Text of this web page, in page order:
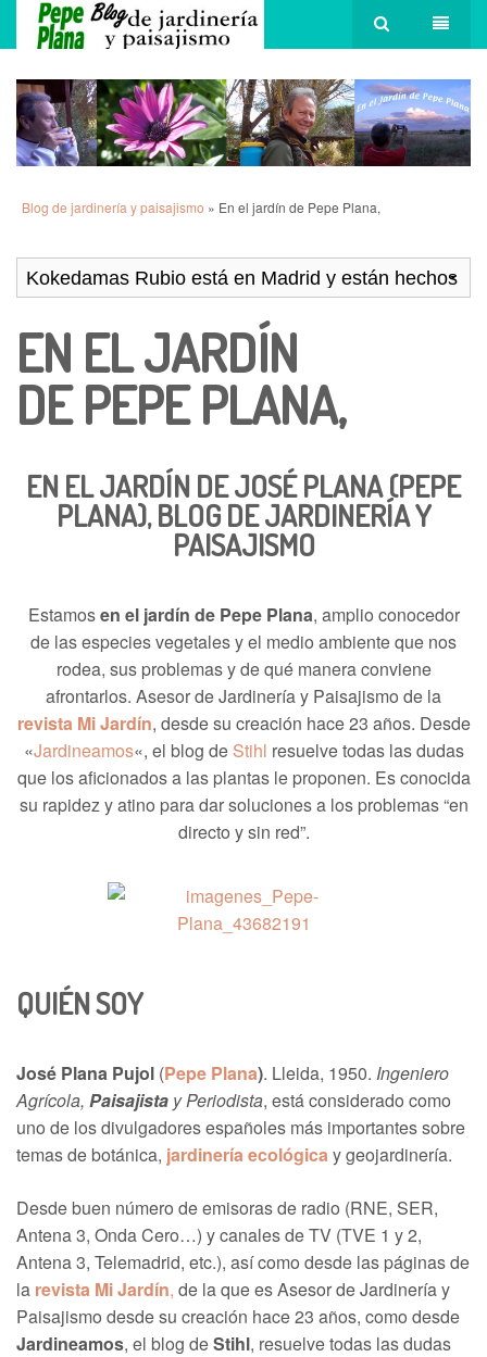
Blog de jardinería y paisajismo » En el jardín de Pepe Plana,
EN EL JARDÍN
DE PEPE PLANA,
EN EL JARDÍN DE JOSÉ PLANA (PEPE
PLANA), BLOG DE JARDINERÍA Y
PAISAJISMO
Estamosen el jardín de Pepe Plana, amplio conocedor
de las especies vegetales y el medio ambiente que nos
rodea, sus problemas y de qué manera conviene
afrontarlos. Asesor de Jardinería y Paisajismo de la
revista Mi Jardín, desde su creación hace 23 años. Desde
«Jardineamos«, el blog de Stihl resuelve todas las dudas
que los aficionados a las plantas le proponen. Es conocida
su rapidez y atino para dar soluciones a los problemas “en
directo y sin red”.
QUIÉN SOY
José Plana Pujol (Pepe Plana). Lleida, 1950. Ingeniero
Agrícola, Paisajista y Periodista, está considerado como
uno de los divulgadores españoles más importantes sobre
temas de botánica, jardinería ecológicay geojardinería.
Desde buen número de emisoras de radio (RNE, SER,
Antena 3, Onda Cero…) y canales de TV (TVE 1 y 2,
Antena 3, Telemadrid, etc.), así como desde las páginas de
la revista Mi Jardín, de la que es Asesor de Jardinería y
Paisajismo desde su creación hace 23 años, como desde
Jardineamos, el blog deStihl, resuelve todas las dudas